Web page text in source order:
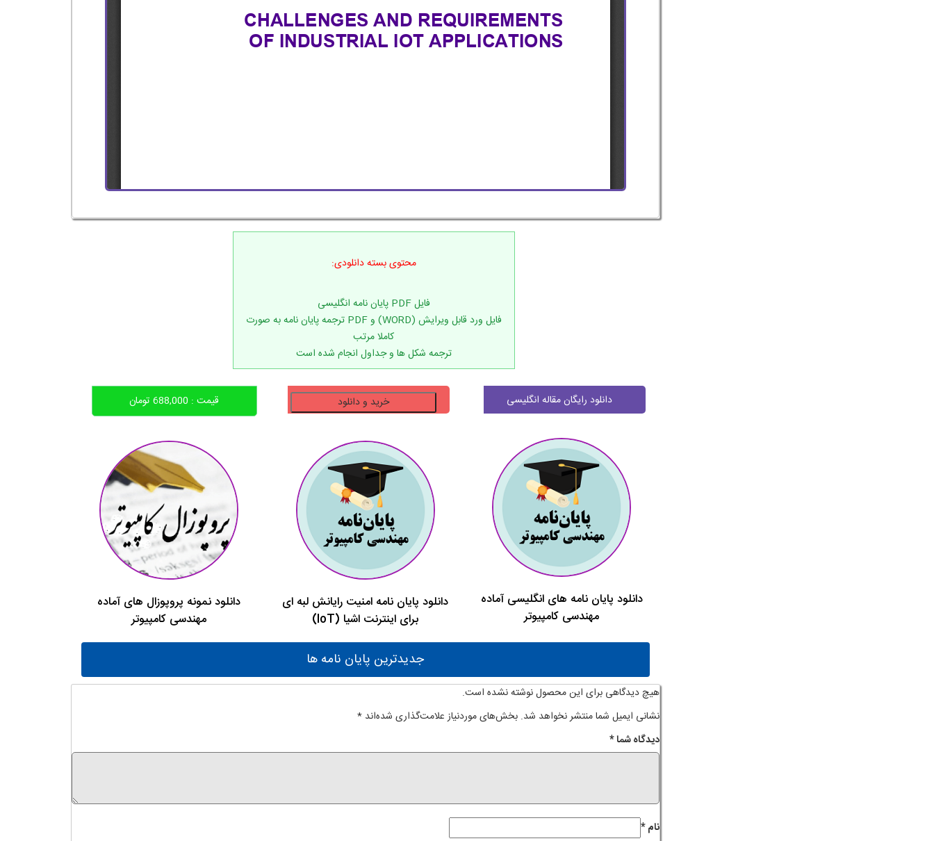
محتوی بسته دانلودی:
فایل ورد قابل ویرایش (WORD) و PDF ترجمه پایان نامه به صورت
کاملا مرتب
ترجمه شکل ها و جداول انجام شده است
دانلود رایگان مقاله انگلیسی قیمت : 688,000 تومان
دانلود
پایان
چالش
ها
الزامات
کاربردهای
اینترنت
اشیای
صنعتی
عدد
خرید و دانلود
دانلود پایان نامه های انگلیسی آماده
مهندسی کامپیوتر
دانلود پایان نامه امنیت رایانش لبه ای
برای اینترنت اشیا (IoT)
دانلود نمونه پروپوزال های آماده
مهندسی کامپیوتر
جدیدترین پایان نامه ها
هیچ دیدگاهی برای این محصول نوشته نشده است.
نشانی ایمیل شما منتشر نخواهد شد. بخش‌های موردنیاز علامت‌گذاری شده‌اند*
دیدگاه شما*
نام*